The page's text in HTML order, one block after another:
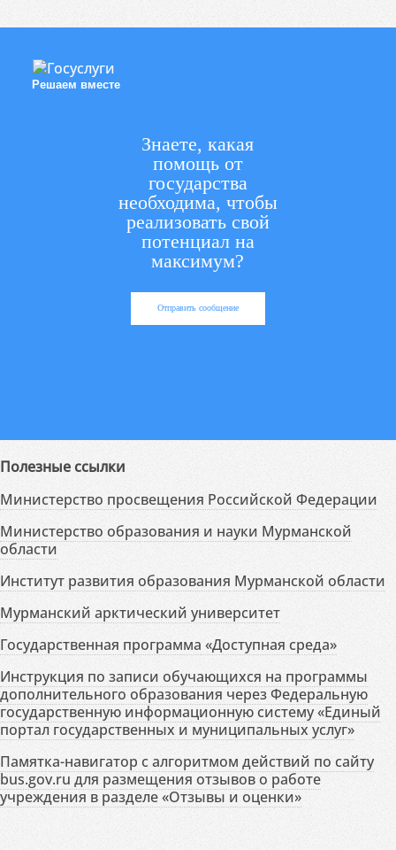
Решаем вместе
Знаете, какая
помощь от
государства
необходима, чтобы
реализовать свой
потенциал на
максимум?
Отправить сообщение
Полезные ссылки
Министерство просвещения Российской Федерации
Министерство образования и науки Мурманской
области
Институт развития образования Мурманской области
Мурманский арктический университет
Государственная программа «Доступная среда»
Инструкция по записи обучающихся на программы
дополнительного образования через Федеральную
государственную информационную систему «Единый
портал государственных и муниципальных услуг»
Памятка-навигатор с алгоритмом действий по сайту
bus.gov.ru для размещения отзывов о работе
учреждения в разделе «Отзывы и оценки»